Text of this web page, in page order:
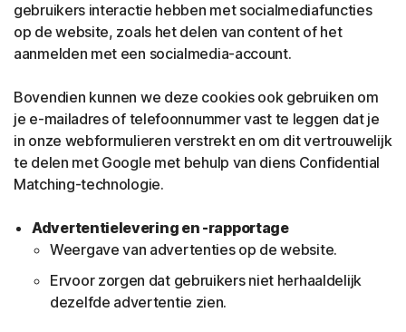
gebruikers interactie hebben met socialmediafuncties
op de website, zoals het delen van content of het
aanmelden met een socialmedia-account.
Bovendien kunnen we deze cookies ook gebruiken om
je e-mailadres of telefoonnummer vast te leggen dat je
in onze webformulieren verstrekt en om dit vertrouwelijk
te delen met Google met behulp van diens Confidential
Matching-technologie.
Advertentielevering en -rapportage
Weergave van advertenties op de website.
Ervoor zorgen dat gebruikers niet herhaaldelijk
dezelfde advertentie zien.